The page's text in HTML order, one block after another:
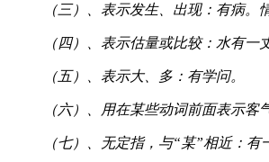
（三）、表示发生、出现：有病。
（四）、表示估量或比较：水有一
（五）、表示大、多：有学问。
（六）、用在某些动词前面表示客
（七）、无定指，与“某”相近：有